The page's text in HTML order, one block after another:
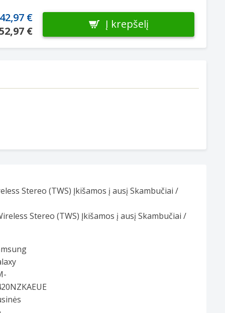
€
€
Į krepšelį
Stereo (TWS) Įkišamos į ausį Skambučiai /